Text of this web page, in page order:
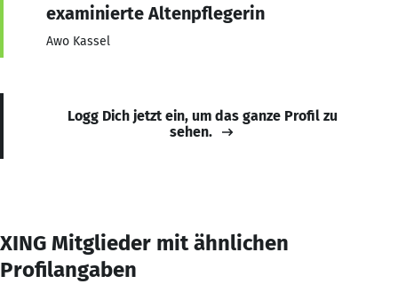
examinierte Altenpflegerin
Awo Kassel
Logg Dich jetzt ein, um das ganze Profil zu
sehen.
XING Mitglieder mit ähnlichen
Profilangaben